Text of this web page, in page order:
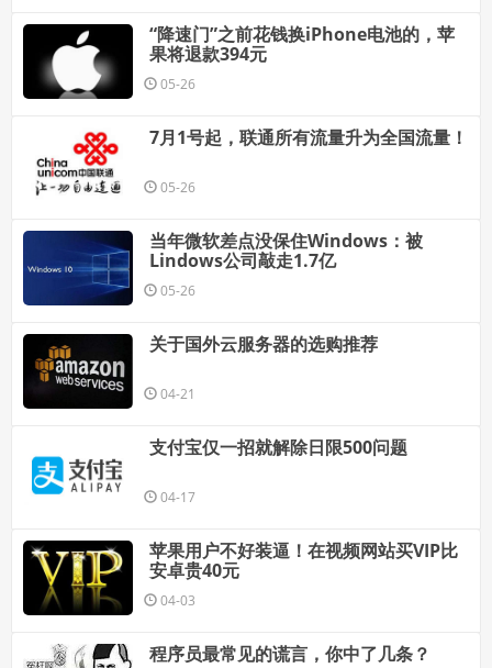
“降速门”之前花钱换iPhone电池的，苹
果将退款394元
05-26
7月1号起，联通所有流量升为全国流量！
05-26
当年微软差点没保住Windows：被
Lindows公司敲走1.7亿
05-26
关于国外云服务器的选购推荐
04-21
支付宝仅一招就解除日限500问题
04-17
苹果用户不好装逼！在视频网站买VIP比
安卓贵40元
04-03
程序员最常见的谎言，你中了几条？